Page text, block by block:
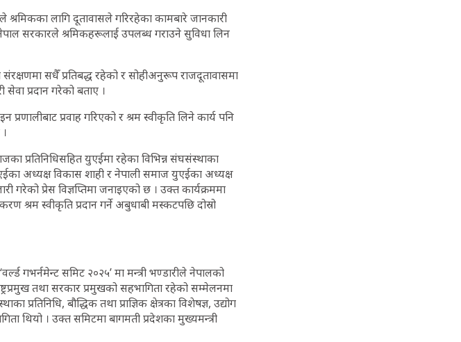
लागि दूतावासले गरिरहेका कामबारे जानकारी
सरकारले श्रमिकहरूलाई उपलब्ध गराउने सुविधा लिन
सधैँ प्रतिबद्ध रहेको र सोहीअनुरूप राजदूतावासमा
प्रदान गरेको बताए ।
प्रवाह गरिएको र श्रम स्वीकृति लिने कार्य पनि
प्रतिनिधिसहित युएईमा रहेका विभिन्न संघसंस्थाका
अध्यक्ष विकास शाही र नेपाली समाज युएईका अध्यक्ष
प्रेस विज्ञप्तिमा जनाइएको छ । उक्त कार्यक्रममा
श्रम स्वीकृति प्रदान गर्ने अबुधाबी मस्कटपछि दोस्रो
गभर्नमेन्ट समिट २०२५’ मा मन्त्री भण्डारीले नेपालको
तथा सरकार प्रमुखको सहभागिता रहेको सम्मेलनमा
प्रतिनिधि, बौद्धिक तथा प्राज्ञिक क्षेत्रका विशेषज्ञ, उद्योग
थियो । उक्त समिटमा बागमती प्रदेशका मुख्यमन्त्री